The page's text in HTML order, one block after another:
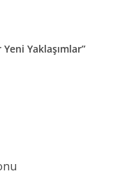
Yaklaşımlar”